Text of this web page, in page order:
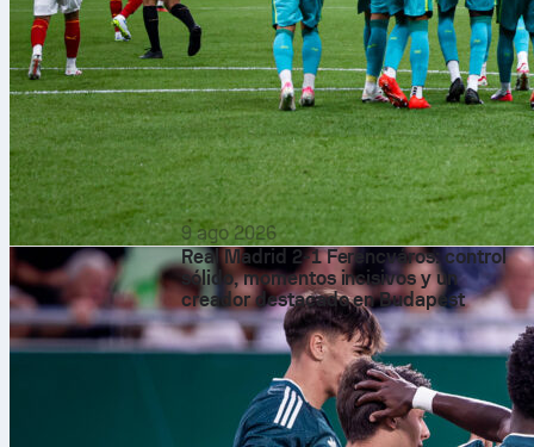
9 ago 2026
Real Madrid 2-1 Ferencváros: control
sólido, momentos incisivos y un
creador destacado en Budapest